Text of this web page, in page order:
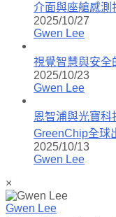
介面與座艙感測
2025/10/27
Gwen Lee
視覺智慧與安全
2025/10/23
Gwen Lee
恩智浦與光寶科
GreenChip全球
2025/10/13
Gwen Lee
×
Gwen Lee